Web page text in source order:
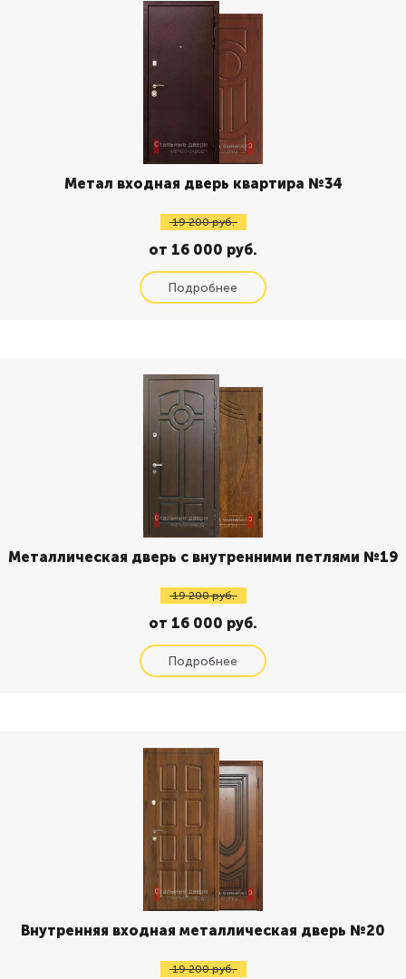
Метал входная дверь квартира №34
19 200 руб.
от 16 000 руб.
Металлическая дверь с внутренними петлями №19
19 200 руб.
от 16 000 руб.
Внутренняя входная металлическая дверь №20
19 200 руб.